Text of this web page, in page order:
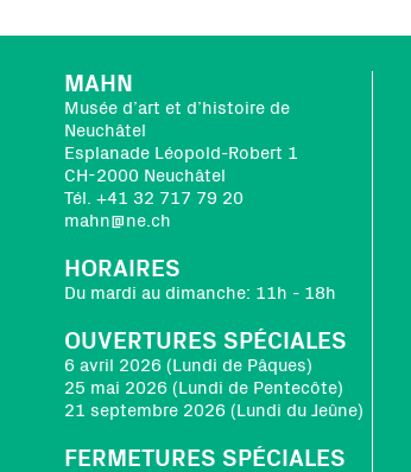
MAHN
Musée d’art et d’histoire de
Neuchâtel
Esplanade Léopold-Robert 1
CH-2000 Neuchâtel
Tél. +41 32 717 79 20
mahn@ne.ch
HORAIRES
Du mardi au dimanche: 11h - 18h
OUVERTURES SPÉCIALES
6 avril 2026 (Lundi de Pâques)
25 mai 2026 (Lundi de Pentecôte)
21 septembre 2026 (Lundi du Jeûne)
FERMETURES SPÉCIALES